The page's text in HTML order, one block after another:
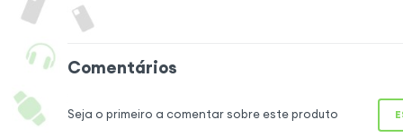
40 Neo, oferece
câmera original.
Comentários
Seja o primeiro a comentar sobre este produto